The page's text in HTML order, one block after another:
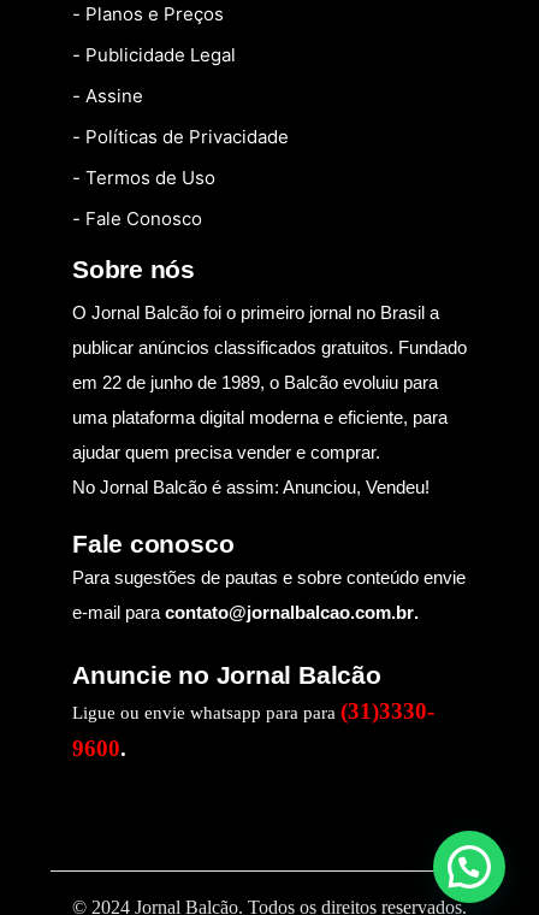
- Planos e Preços
- Publicidade Legal
- Assine
- Políticas de Privacidade
- Termos de Uso
- Fale Conosco
Sobre nós
O Jornal Balcão foi o primeiro jornal no Brasil a
publicar anúncios classificados gratuitos. Fundado
em 22 de junho de 1989, o Balcão evoluiu para
uma plataforma digital moderna e eficiente, para
ajudar quem precisa vender e comprar.
No Jornal Balcão é assim: Anunciou, Vendeu!
Fale conosco
Para sugestões de pautas e sobre conteúdo envie
e-mail para contato@jornalbalcao.com.br.
Anuncie no Jornal Balcão
Ligue ou envie whatsapp para para (31)3330-
9600.
© 2024 Jornal Balcão. Todos os direitos reservados.